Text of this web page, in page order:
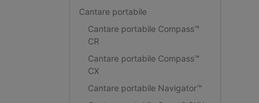
Cantare portabile
Cantare portabile Compass™
CR
Cantare portabile Compass™
CX
Cantare portabile Navigator™